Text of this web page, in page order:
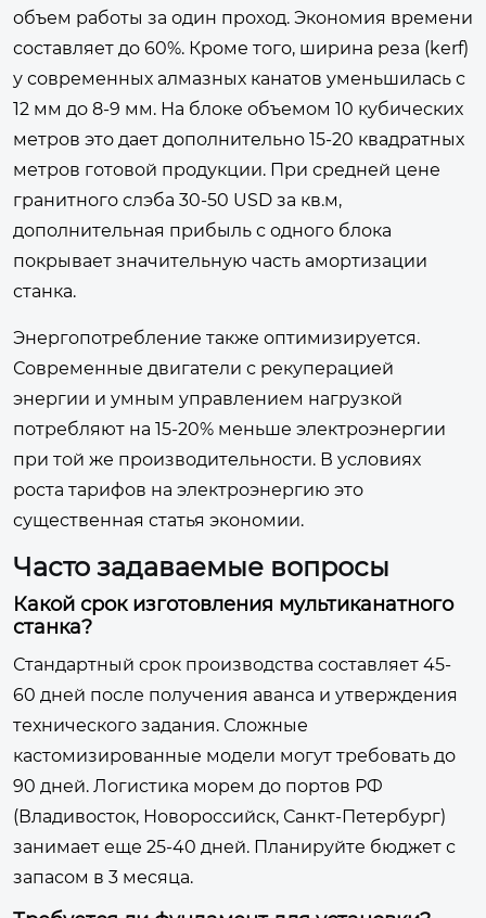
объем работы за один проход. Экономия времени
составляет до 60%. Кроме того, ширина реза (kerf)
у современных алмазных канатов уменьшилась с
12 мм до 8-9 мм. На блоке объемом 10 кубических
метров это дает дополнительно 15-20 квадратных
метров готовой продукции. При средней цене
гранитного слэба 30-50 USD за кв.м,
дополнительная прибыль с одного блока
покрывает значительную часть амортизации
станка.
Энергопотребление также оптимизируется.
Современные двигатели с рекуперацией
энергии и умным управлением нагрузкой
потребляют на 15-20% меньше электроэнергии
при той же производительности. В условиях
роста тарифов на электроэнергию это
существенная статья экономии.
Часто задаваемые вопросы
Какой срок изготовления мультиканатного
станка?
Стандартный срок производства составляет 45-
60 дней после получения аванса и утверждения
технического задания. Сложные
кастомизированные модели могут требовать до
90 дней. Логистика морем до портов РФ
(Владивосток, Новороссийск, Санкт-Петербург)
занимает еще 25-40 дней. Планируйте бюджет с
запасом в 3 месяца.